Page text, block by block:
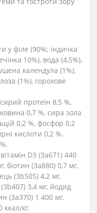
у філе (90%; індичка
10%), вода (4,5%),
календула (1%),
(1%), горохове
сирий протеїн 8,5 %,
0,7 %, сира зола
0,2 %, фосфор 0,2
кислоти 0,2 %,
вітамін D3 (3a671) 440
біотин (3a880) 0,7 мг,
(3b505) 4,2 мг,
3,4 мг, йодид
(3a370) 1 400 мг.
ккал/кг.